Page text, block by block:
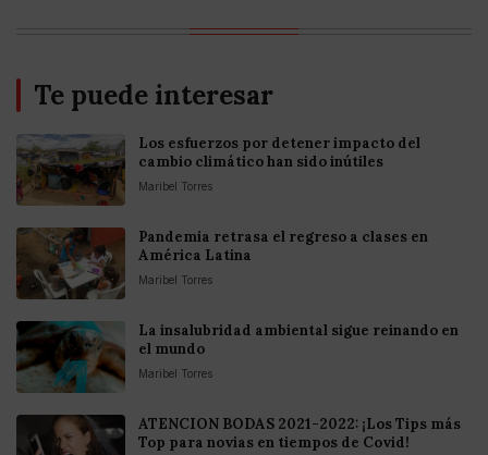
Te puede interesar
Los esfuerzos por detener impacto del
cambio climático han sido inútiles
Maribel Torres
Pandemia retrasa el regreso a clases en
América Latina
Maribel Torres
La insalubridad ambiental sigue reinando en
el mundo
Maribel Torres
ATENCION BODAS 2021-2022: ¡Los Tips más
Top para novias en tiempos de Covid!